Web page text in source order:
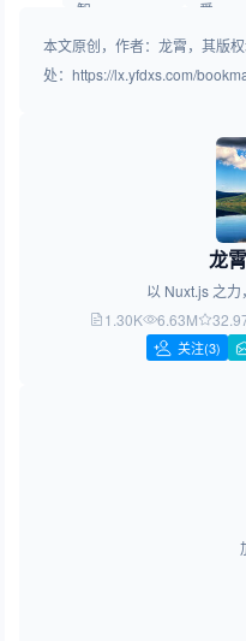
本文原创，作者：龙霄，其版
处：https://lx.yfdxs.com/
龙霄
以 Nuxt.js 之
1.30K
6.63M
关注(3)